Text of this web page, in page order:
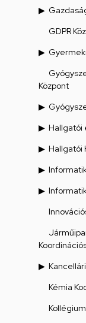
GDPR
Központ
Hallgatói
Hallgatói
Kémia